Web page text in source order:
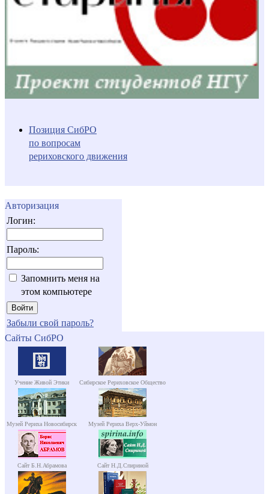
Позиция СибРО
по вопросам
рериховского движения
Авторизация
Логин:
Пароль:
Запомнить меня на
этом компьютере
Забыли свой пароль?
Сайты СибРО
Учение Живой Этики Сибирское Рериховское Общество
Музей Рериха Новосибирск Музей Рериха Верх-Уймон
Сайт Б.Н.Абрамова Сайт Н.Д.Спириной